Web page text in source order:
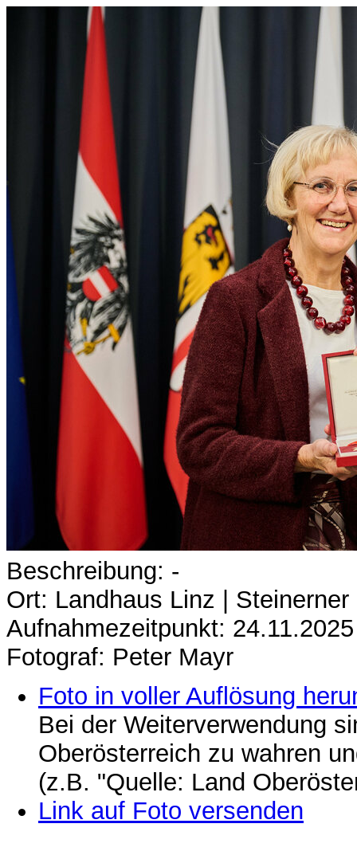
Beschreibung: -
Ort: Landhaus Linz | Steinerner
Aufnahmezeitpunkt: 24.11.2025
Fotograf: Peter Mayr
Foto in voller Auflösung
Bei der Weiterverwendung
Oberösterreich zu wahren
(z.B. "Quelle: Land
Link auf Foto versenden